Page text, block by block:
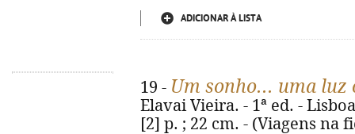
ADICIONAR À LISTA
19 - Um sonho... uma luz
Elavai Vieira. - 1ª ed. -
[2] p. ; 22 cm. - (Viagens na